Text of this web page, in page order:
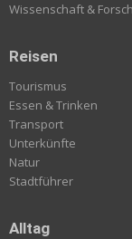
Wissenschaft &
Reisen
Tourismus
Essen & Trinken
Transport
Unterkünfte
Natur
Stadtführer
Alltag